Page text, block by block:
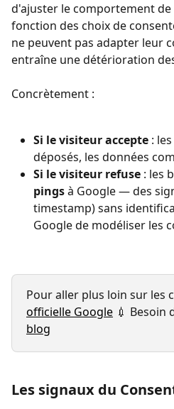
d'ajuster le comportement de
fonction des choix de
ne peuvent pas adapter leur
entraîne une détérioration
Concrètement :
Si le visiteur accepte :
déposés, les données
Si le visiteur refuse : les
pings à Google — des
timestamp) sans
Google de modéliser les
Pour aller plus loin sur les
officielle Google 💉 Besoin
blog
Les signaux du